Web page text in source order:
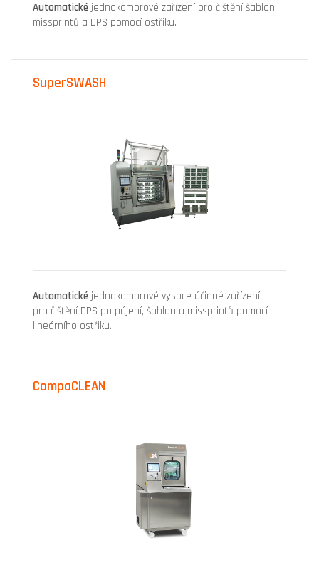
Automatické jednokomorové zařízení pro čištění šablon,
missprintů a DPS pomocí ostřiku.
SuperSWASH
Automatické jednokomorové vysoce účinné zařízení
pro čištění DPS po pájení, šablon a missprintů pomocí
lineárního ostřiku.
CompaCLEAN